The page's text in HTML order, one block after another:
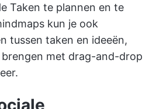
Taken te plannen en te
kun je ook
tussen taken en ideeën,
met drag-and-drop